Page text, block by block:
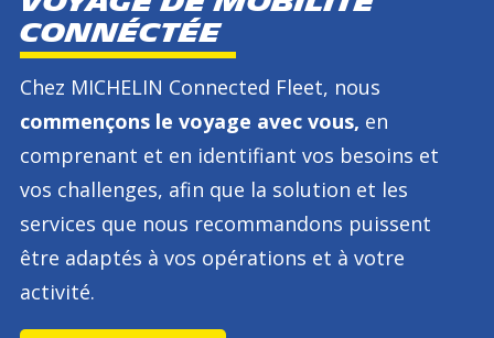
connéctée
Chez MICHELIN Connected Fleet, nous
commençons le voyage avec vous, en
comprenant et en identifiant vos besoins et
vos challenges, afin que la solution et les
services que nous recommandons puissent
être adaptés à vos opérations et à votre
activité.